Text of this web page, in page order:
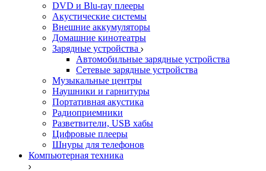
DVD и Blu-ray плееры
Акустические системы
Внешние аккумуляторы
Домашние кинотеатры
Зарядные устройства
Автомобильные зарядные устройства
Сетевые зарядные устройства
Музыкальные центры
Наушники и гарнитуры
Портативная акустика
Радиоприемники
Разветвители, USB хабы
Цифровые плееры
Шнуры для телефонов
Компьютерная техника